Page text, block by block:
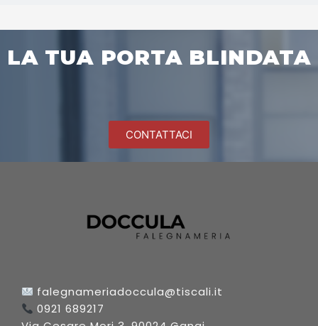
LA TUA PORTA BLINDATA
CONTATTACI
falegnameriadoccula@tiscali.it
0921 689217